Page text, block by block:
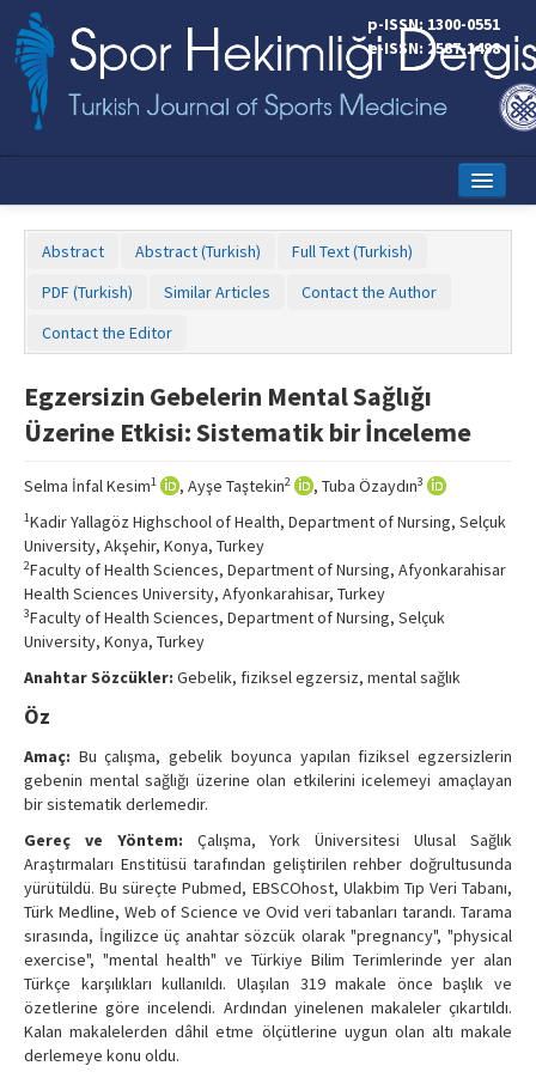
p-ISSN: 1300-0551
e-ISSN: 2587-1498
Editorial Board
Contact Us
Abstract Abstract (Turkish)
Full Text (Turkish)
PDF (Turkish)
Similar Articles
Contact the Author
Contact the Editor
Egzersizin Gebelerin Mental Sağlığı
Üzerine Etkisi: Sistematik bir İnceleme
Selma İnfal Kesim1 , Ayşe Taştekin2 , Tuba Özaydın3
1Kadir Yallagöz Highschool of Health, Department of Nursing, Selçuk
University, Akşehir, Konya, Turkey
2Faculty of Health Sciences, Department of Nursing, Afyonkarahisar
Health Sciences University, Afyonkarahisar, Turkey
3Faculty of Health Sciences, Department of Nursing, Selçuk
University, Konya, Turkey
Anahtar Sözcükler: Gebelik, fiziksel egzersiz, mental sağlık
Öz
Amaç: Bu çalışma, gebelik boyunca yapılan fiziksel egzersizlerin
gebenin mental sağlığı üzerine olan etkilerini icelemeyi amaçlayan
bir sistematik derlemedir.
Gereç ve Yöntem: Çalışma, York Üniversitesi Ulusal Sağlık
Araştırmaları Enstitüsü tarafından geliştirilen rehber doğrultusunda
yürütüldü. Bu süreçte Pubmed, EBSCOhost, Ulakbim Tıp Veri Tabanı,
Türk Medline, Web of Science ve Ovid veri tabanları tarandı. Tarama
sırasında, İngilizce üç anahtar sözcük olarak "pregnancy", "physical
exercise", "mental health" ve Türkiye Bilim Terimlerinde yer alan
Türkçe karşılıkları kullanıldı. Ulaşılan 319 makale önce başlık ve
özetlerine göre incelendi. Ardından yinelenen makaleler çıkartıldı.
Kalan makalelerden dâhil etme ölçütlerine uygun olan altı makale
derlemeye konu oldu.